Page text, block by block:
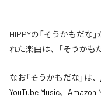
HIPPYの「そうかもだな
れた楽曲は、「そうかも
なお「そうかもだな 」は、
YouTube Music、 Amazon